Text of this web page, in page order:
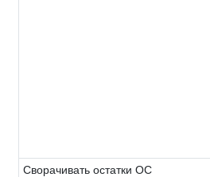
Сворачивать остатки ОС